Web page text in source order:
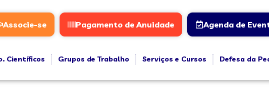
Associe-se Pagamento de Anuidade Agenda de
Científicos Grupos de Trabalho Serviços e Cursos
Defesa da